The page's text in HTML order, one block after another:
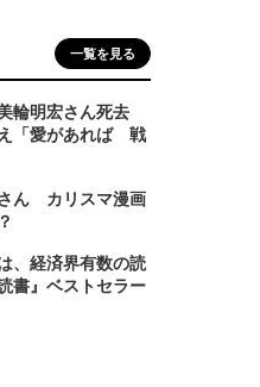
一覧を見る
輪明宏さん死去
「愛があれば 戦
ん カリスマ漫画
、経済界有数の読
書』ベストセラー